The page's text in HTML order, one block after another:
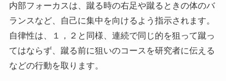
内部フォーカスは、蹴る時の右足や蹴るときの体のバ
ランスなど、自己に集中を向けるよう指示されます。
自律性は、１，２と同様、連続で同じ的を狙って蹴っ
てはならず、蹴る前に狙いのコースを研究者に伝える
などの行動を取ります。